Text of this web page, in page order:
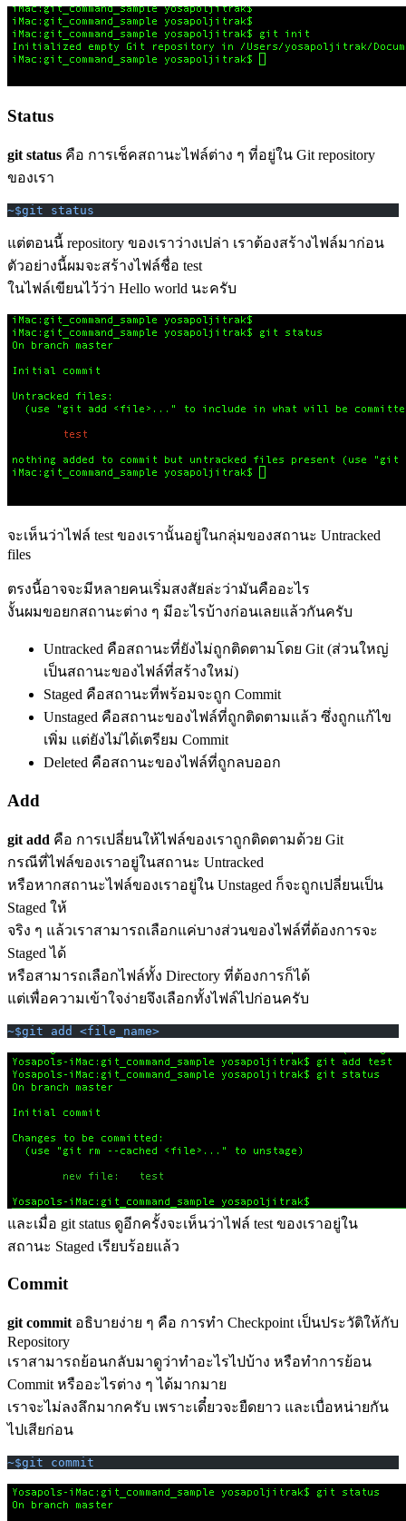
Status
git status คือ การเช็คสถานะไฟล์ต่าง ๆ ที่อยู่ใน Git repository
ของเรา
~$git status
แต่ตอนนี้ repository ของเราว่างเปล่า เราต้องสร้างไฟล์มาก่อน
ตัวอย่างนี้ผมจะสร้างไฟล์ชื่อ test
ในไฟล์เขียนไว้ว่า Hello world นะครับ
จะเห็นว่าไฟล์ test ของเรานั้นอยู่ในกลุ่มของสถานะ Untracked
files
ตรงนี้อาจจะมีหลายคนเริ่มสงสัยล่ะว่ามันคืออะไร
งั้นผมขอยกสถานะต่าง ๆ มีอะไรบ้างก่อนเลยแล้วกันครับ
Untracked คือสถานะที่ยังไม่ถูกติดตามโดย Git (ส่วนใหญ่
เป็นสถานะของไฟล์ที่สร้างใหม่)
Staged คือสถานะที่พร้อมจะถูก Commit
Unstaged คือสถานะของไฟล์ที่ถูกติดตามแล้ว ซึ่งถูกแก้ไข
เพิ่ม แต่ยังไม่ได้เตรียม Commit
Deleted คือสถานะของไฟล์ที่ถูกลบออก
Add
git add คือ การเปลี่ยนให้ไฟล์ของเราถูกติดตามด้วย Git
กรณีที่ไฟล์ของเราอยู่ในสถานะ Untracked
หรือหากสถานะไฟล์ของเราอยู่ใน Unstaged ก็จะถูกเปลี่ยนเป็น
Staged ให้
จริง ๆ แล้วเราสามารถเลือกแค่บางส่วนของไฟล์ที่ต้องการจะ
Staged ได้
หรือสามารถเลือกไฟล์ทั้ง Directory ที่ต้องการก็ได้
แต่เพื่อความเข้าใจง่ายจึงเลือกทั้งไฟล์ไปก่อนครับ
~$git add <file_name>
และเมื่อ git status ดูอีกครั้งจะเห็นว่าไฟล์ test ของเราอยู่ใน
สถานะ Staged เรียบร้อยแล้ว
Commit
git commit อธิบายง่าย ๆ คือ การทำ Checkpoint เป็นประวัติให้กับ
Repository
เราสามารถย้อนกลับมาดูว่าทำอะไรไปบ้าง หรือทำการย้อน
Commit หรืออะไรต่าง ๆ ได้มากมาย
เราจะไม่ลงลึกมากครับ เพราะเดี๋ยวจะยืดยาว และเบื่อหน่ายกัน
ไปเสียก่อน
~$git commit